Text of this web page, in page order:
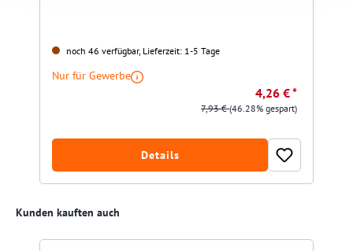
noch 46 verfügbar, Lieferzeit: 1-5 Tage
Nur für Gewerbe
4,26 € *
7,93 €(46.28% gespart)
Details
Produktgalerie überspringen
Kunden kauften auch